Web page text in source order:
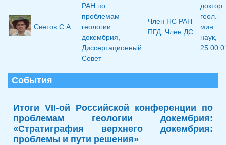
Светов С.А.
РАН по
проблемам
геологии
докембрия,
Диссертационный
Совет
Член НС РАН
ПГД, Член ДС
доктор
геол.-
мин.
наук,
События
Итоги VII-ой Российской конференции по
проблемам геологии докембрия:
«Стратиграфия верхнего докембрия:
проблемы и пути решения»